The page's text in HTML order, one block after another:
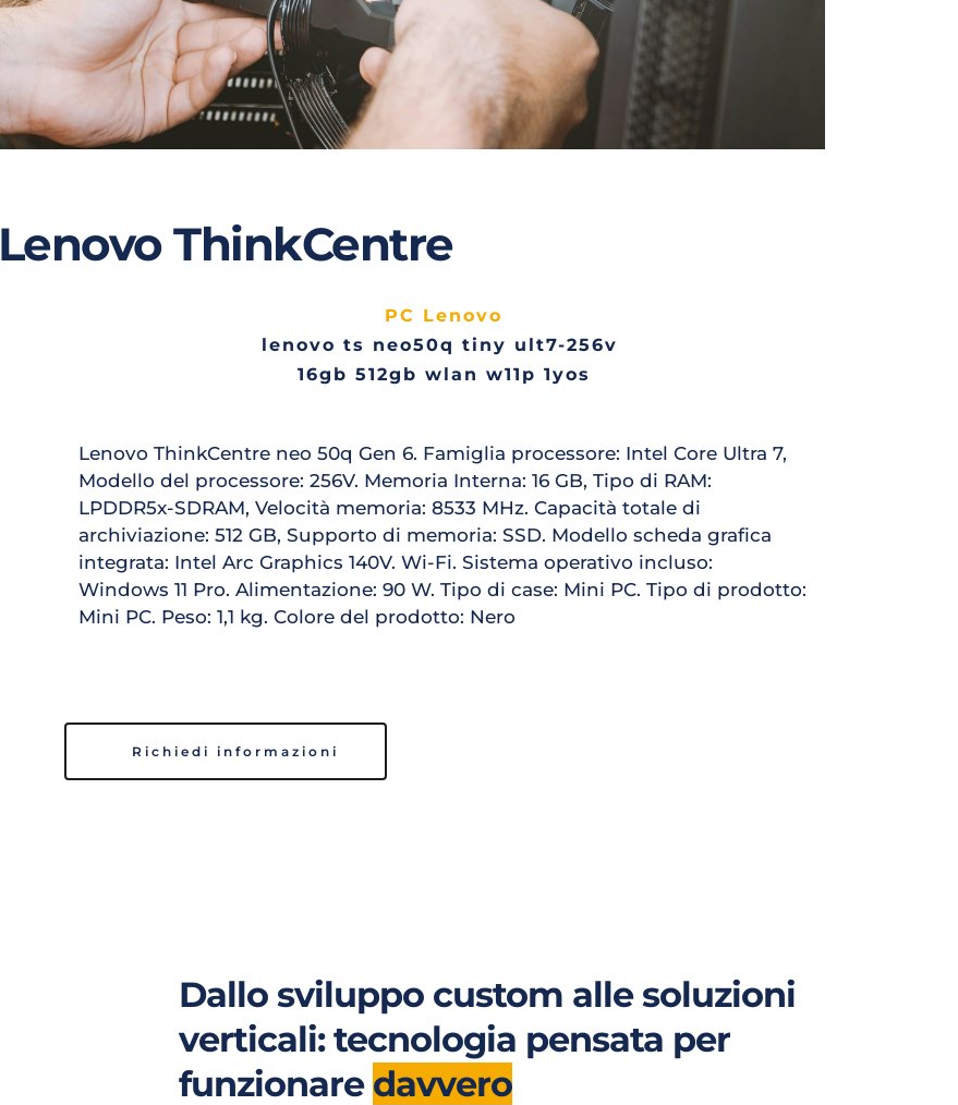
Lenovo ThinkCentre
PC Lenovo
lenovo ts neo50q tiny ult7-256v
16gb 512gb wlan w11p 1yos
Lenovo ThinkCentre neo 50q Gen 6. Famiglia processore: Intel Core Ultra 7,
Modello del processore: 256V. Memoria Interna: 16 GB, Tipo di RAM:
LPDDR5x-SDRAM, Velocità memoria: 8533 MHz. Capacità totale di
archiviazione: 512 GB, Supporto di memoria: SSD. Modello scheda grafica
integrata: Intel Arc Graphics 140V. Wi-Fi. Sistema operativo incluso:
Windows 11 Pro. Alimentazione: 90 W. Tipo di case: Mini PC. Tipo di prodotto:
Mini PC. Peso: 1,1 kg. Colore del prodotto: Nero
Richiedi informazioni
Dallo sviluppo custom alle soluzioni
verticali: tecnologia pensata per
funzionare davvero